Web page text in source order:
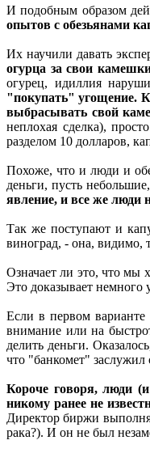
И подобным образом
опытов с обезьянами
Их научили давать
огурца за свои
огурец, идиллия
"покупать" угощение.
выбрасывать свой
неплохая сделка),
разделом 10 долларов,
Похоже, что и люди и
деньги, пусть
явление, и все же люди
Так же поступают и
виноград, - она, видимо,
Означает ли это, что мы
Это доказывает немного
Если в первом варианте
внимание или на
делить деньги.
что "банкомет"
Короче говоря, люди
никому ранее не
Директор биржи
рака?). И он не был